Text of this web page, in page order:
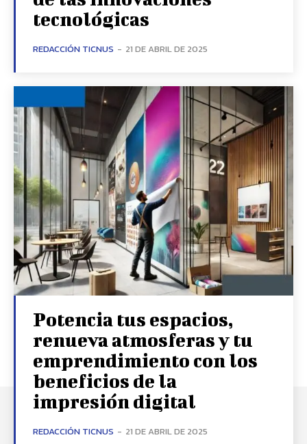
tecnológicas
REDACCIÓN TICNUS - 21 DE ABRIL DE 2025
Potencia tus espacios,
renueva atmosferas y tu
emprendimiento con los
beneficios de la
impresión digital
REDACCIÓN TICNUS - 21 DE ABRIL DE 2025